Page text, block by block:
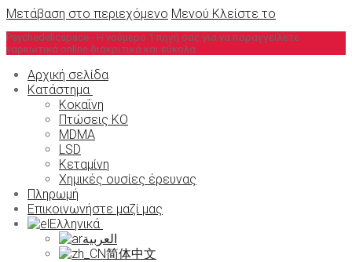
Μετάβαση στο περιεχόμενο Μενού Κλείστε το
Psychedelicspace - Η νούμερο 1 πηγή σας για να παραγγείλετε
ναρκωτικά online διακριτικά και εύκολα.
Αρχική σελίδα
Κατάστημα
Κοκαΐνη
Πτώσεις KO
MDMA
LSD
Κεταμίνη
Χημικές ουσίες έρευνας
Πληρωμή
Επικοινωνήστε μαζί μας
Ελληνικά
العربية
简体中文